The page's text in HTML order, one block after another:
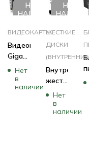
НЕТ В
НАЛИЧИИ
ВИДЕОКАРТЫ
Видеокарта
Gigabyte
RTX
4060
D6 8G
Нет
в
наличии
НЕТ В
ЖЕСТКИЕ
ДИСКИ
Внутренний
жесткий
диск
Western
Digital
Нет
в
наличии